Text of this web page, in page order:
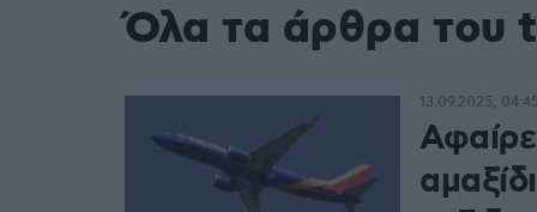
Όλα τα άρθρα του
13.09.2025, 04:45